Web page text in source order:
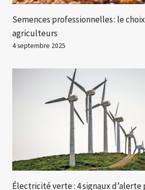
Semences professionnelles : le
agriculteurs
4 septembre 2025
Électricité verte : 4 signaux